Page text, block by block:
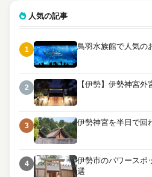
人気の記事
1 鳥羽水族館で人気の
2 【伊勢】伊勢神宮外
3 伊勢神宮を半日で回
4
伊勢市のパワースポ
選